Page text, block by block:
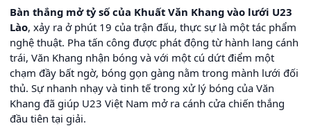
Bàn thắng mở tỷ số của Khuất Văn Khang vào lưới U23
Lào, xảy ra ở phút 19 của trận đấu, thực sự là một tác phẩm
nghệ thuật. Pha tấn công được phát động từ hành lang cánh
trái, Văn Khang nhận bóng và với một cú dứt điểm một
chạm đầy bất ngờ, bóng gọn gàng nằm trong mành lưới đối
thủ. Sự nhanh nhạy và tinh tế trong xử lý bóng của Văn
Khang đã giúp U23 Việt Nam mở ra cánh cửa chiến thắng
đầu tiên tại giải.